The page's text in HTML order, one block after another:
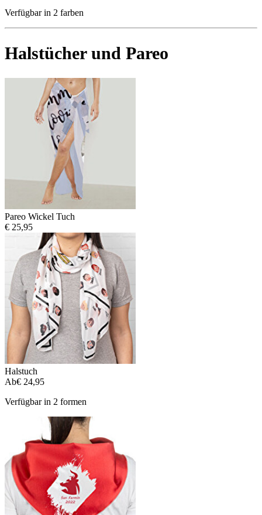
Verfügbar in 2 farben
Halstücher und Pareo
Pareo Wickel Tuch
€ 25,95
Halstuch
Ab€ 24,95
Verfügbar in 2 formen